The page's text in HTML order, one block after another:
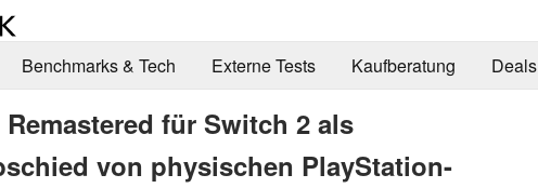
Benchmarks & Tech Externe Tests Kaufberatung Deals
für Switch 2 als
von physischen PlayStation-